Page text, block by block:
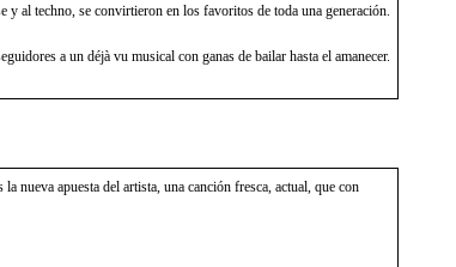
al techno, se convirtieron en los favoritos de toda una generación.
a un déjà vu musical con ganas de bailar hasta el amanecer.
nueva apuesta del artista, una canción fresca, actual, que con